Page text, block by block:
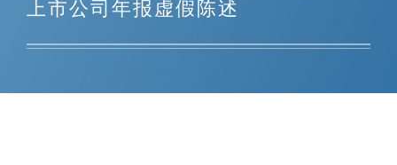
上市公司年报虚假陈述